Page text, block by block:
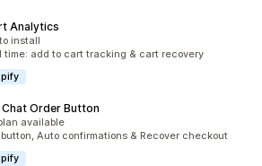
Analytics
44
install
time: add to cart tracking & cart recovery
Order Button
26
available
Auto confirmations & Recover checkout